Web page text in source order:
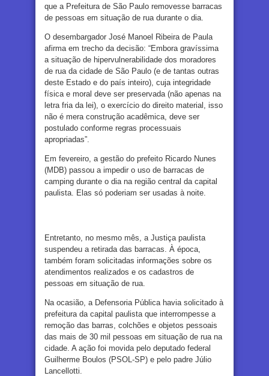
que a Prefeitura de São Paulo removesse barracas
de pessoas em situação de rua durante o dia.
O desembargador José Manoel Ribeira de Paula
afirma em trecho da decisão: “Embora gravíssima
a situação de hipervulnerabilidade dos moradores
de rua da cidade de São Paulo (e de tantas outras
deste Estado e do país inteiro), cuja integridade
física e moral deve ser preservada (não apenas na
letra fria da lei), o exercício do direito material, isso
não é mera construção acadêmica, deve ser
postulado conforme regras processuais
apropriadas”.
Em fevereiro, a gestão do prefeito Ricardo Nunes
(MDB) passou a impedir o uso de barracas de
camping durante o dia na região central da capital
paulista. Elas só poderiam ser usadas à noite.
Entretanto, no mesmo mês, a Justiça paulista
suspendeu a retirada das barracas. À época,
também foram solicitadas informações sobre os
atendimentos realizados e os cadastros de
pessoas em situação de rua.
Na ocasião, a Defensoria Pública havia solicitado à
prefeitura da capital paulista que interrompesse a
remoção das barras, colchões e objetos pessoais
das mais de 30 mil pessoas em situação de rua na
cidade. A ação foi movida pelo deputado federal
Guilherme Boulos (PSOL-SP) e pelo padre Júlio
Lancellotti.